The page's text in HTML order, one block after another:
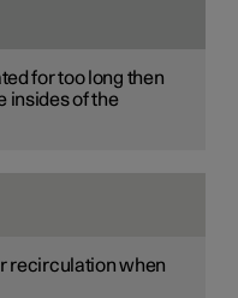
for too long then
insides of the
recirculation when